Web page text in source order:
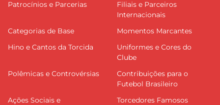
Patrocínios e Parcerias
Filiais e Parceiros
Internacionais
Categorias de Base
Momentos Marcantes
Hino e Cantos da Torcida
Uniformes e Cores do
Clube
Polêmicas e Controvérsias
Contribuições para o
Futebol Brasileiro
Ações Sociais e
Torcedores Famosos